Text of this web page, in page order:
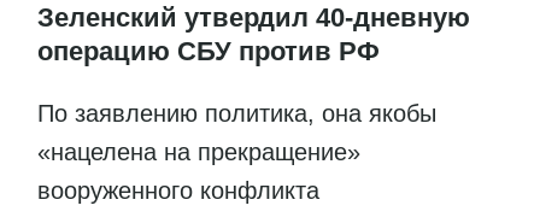
Зеленский утвердил 40-дневную
операцию СБУ против РФ
По заявлению политика, она якобы
«нацелена на прекращение»
вооруженного конфликта